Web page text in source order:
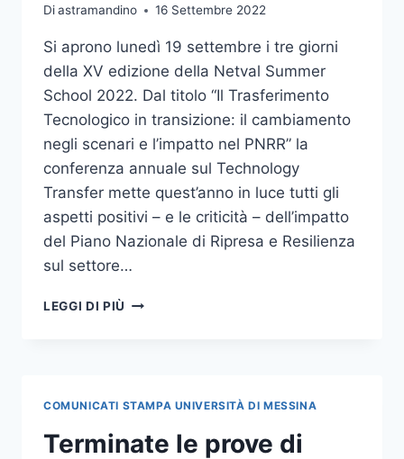
E
DI
MESSINA”
Diastramandino 16 Settembre 2022
Si aprono lunedì 19 settembre i tre giorni
della XV edizione della Netval Summer
School 2022. Dal titolo “Il Trasferimento
Tecnologico in transizione: il cambiamento
negli scenari e l’impatto nel PNRR” la
conferenza annuale sul Technology
Transfer mette quest’anno in luce tutti gli
aspetti positivi – e le criticità – dell’impatto
del Piano Nazionale di Ripresa e Resilienza
sul settore…
LEGGI DI PIÙ AL
COMUNICATI STAMPA UNIVERSITÀ DI MESSINA
Terminate le prove di